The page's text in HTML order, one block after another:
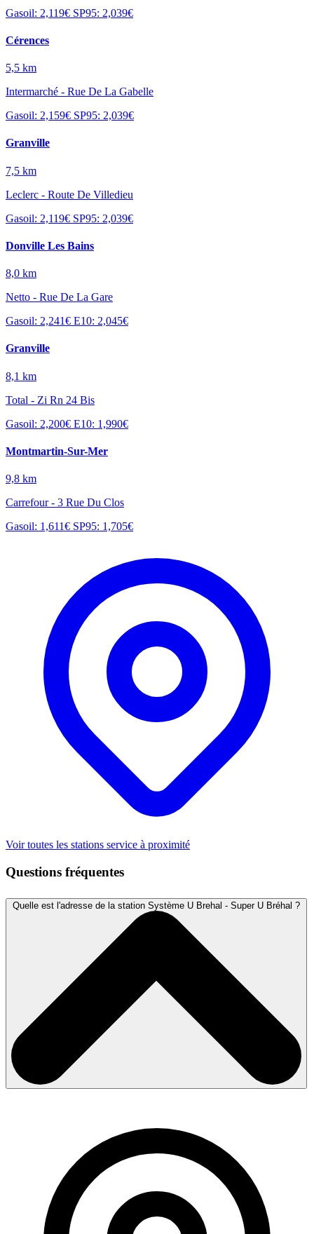
Gasoil: 2,119€ SP95: 2,039€
Cérences
5,5 km
Intermarché - Rue De La Gabelle
Gasoil: 2,159€ SP95: 2,039€
Granville
7,5 km
Leclerc - Route De Villedieu
Gasoil: 2,119€ SP95: 2,039€
Donville Les Bains
8,0 km
Netto - Rue De La Gare
Gasoil: 2,241€ E10: 2,045€
Granville
8,1 km
Total - Zi Rn 24 Bis
Gasoil: 2,200€ E10: 1,990€
Montmartin-Sur-Mer
9,8 km
Carrefour - 3 Rue Du Clos
Gasoil: 1,611€ SP95: 1,705€
Voir toutes les stations service à proximité
Questions fréquentes
Quelle est l'adresse de la station Système U Brehal - Super U Bréhal ?